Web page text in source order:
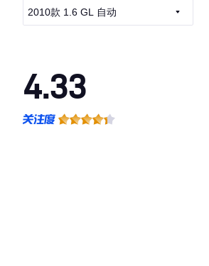
2010款 1.6 GL 自动
4.33